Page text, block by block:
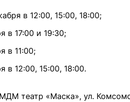
в 12:00, 15:00, 18:00;
в 17:00 и 19:30;
в 11:00;
в 12:00, 15:00, 18:00.
театр «Маска», ул.